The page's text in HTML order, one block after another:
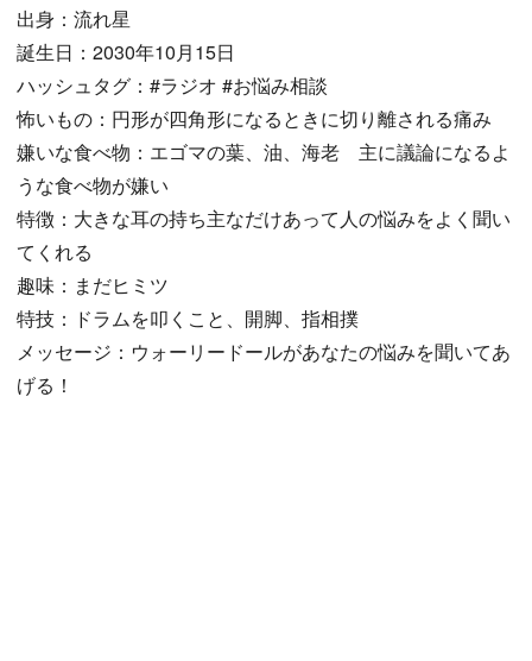
出身：流れ星
誕生日：2030年10月15日
ハッシュタグ：#ラジオ #お悩み相談
怖いもの：円形が四角形になるときに切り離される痛み
嫌いな食べ物：エゴマの葉、油、海老 主に議論になるよ
うな食べ物が嫌い
特徴：大きな耳の持ち主なだけあって人の悩みをよく聞い
てくれる
趣味：まだヒミツ
特技：ドラムを叩くこと、開脚、指相撲
メッセージ：ウォーリードールがあなたの悩みを聞いてあ
げる！